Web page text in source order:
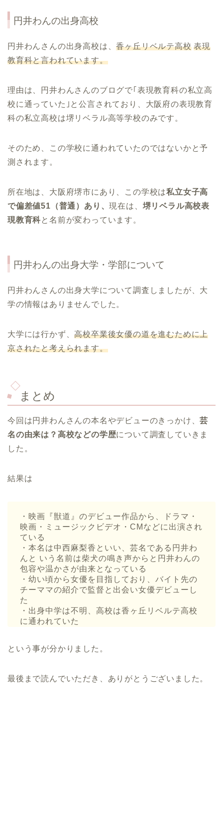
円井わんの出身高校
円井わんさんの出身高校は、香ヶ丘リベルテ高校 表現
教育科と言われています。
理由は、円井わんさんのブログで｢表現教育科の私立高
校に通っていた｣と公言されており、大阪府の表現教育
科の私立高校は堺リベラル高等学校のみです。
そのため、この学校に通われていたのではないかと予
測されます。
所在地は、大阪府堺市にあり、この学校は私立女子高
で偏差値51（普通）あり、現在は、 堺リベラル高校表
現教育科と名前が変わっています。
円井わんの出身大学・学部について
円井わんさんの出身大学について調査しましたが、大
学の情報はありませんでした。
大学には行かず、高校卒業後女優の道を進むために上
京されたと考えられます。
まとめ
今回は円井わんさんの本名やデビューのきっかけ、芸
名の由来は？高校などの学歴について調査していきま
した。
結果は
・映画『獣道』のデビュー作品から、ドラマ・
映画・ミュージックビデオ・CMなどに出演され
ている
・本名は中西麻梨香といい、芸名である円井わ
んと いう名前は柴犬の鳴き声からと円井わんの
包容や温かさが由来となっている
・幼い頃から女優を目指しており、バイト先の
チーママの紹介で監督と出会い女優デビューし
た
・出身中学は不明、高校は香ヶ丘リベルテ高校
に通われていた
という事が分かりました。
最後まで読んでいただき、ありがとうございました。